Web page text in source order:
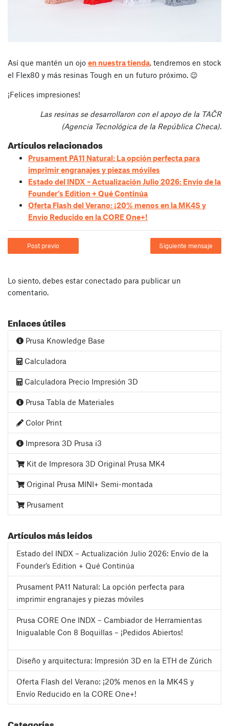
Así que mantén un ojo en nuestra tienda, tendremos en stock
el Flex80 y más resinas Tough en un futuro próximo. 😉
¡Felices impresiones!
Las resinas se desarrollaron con el apoyo de la TAČR
(Agencia Tecnológica de la República Checa).
Artículos relacionados
Prusament PA11 Natural: La opción perfecta para
imprimir engranajes y piezas móviles
Estado del INDX – Actualización Julio 2026: Envío de la
Founder’s Edition + Qué Continúa
Oferta Flash del Verano: ¡20% menos en la MK4S y
Envío Reducido en la CORE One+!
Post previo Siguiente mensaje
Lo siento, debes estar conectado para publicar un
comentario.
Enlaces útiles
Prusa Knowledge Base
Calculadora
Calculadora Precio Impresión 3D
Prusa Tabla de Materiales
Color Print
Impresora 3D Prusa i3
Kit de Impresora 3D Original Prusa MK4
Original Prusa MINI+ Semi-montada
Prusament
Artículos más leídos
Estado del INDX – Actualización Julio 2026: Envío de la
Founder’s Edition + Qué Continúa
Prusament PA11 Natural: La opción perfecta para
imprimir engranajes y piezas móviles
Prusa CORE One INDX – Cambiador de Herramientas
Inigualable Con 8 Boquillas – ¡Pedidos Abiertos!
Diseño y arquitectura: Impresión 3D en la ETH de Zúrich
Oferta Flash del Verano: ¡20% menos en la MK4S y
Envío Reducido en la CORE One+!
Categorías